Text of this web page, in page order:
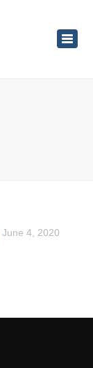
June 4, 2020